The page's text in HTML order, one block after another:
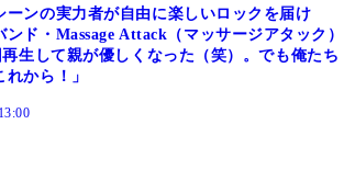
ーンの実力者が自由に楽しいロックを届け
ド・Massage Attack（マッサージアタック）
再生して親が優しくなった（笑）。でも俺たち
から！」